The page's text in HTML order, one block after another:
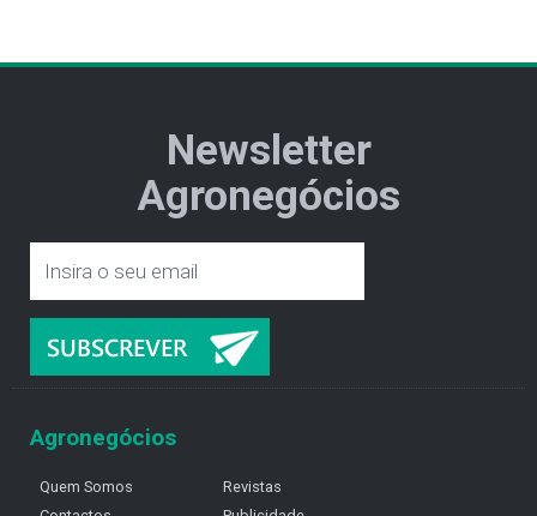
Newsletter
Agronegócios
Agronegócios
Quem Somos
Revistas